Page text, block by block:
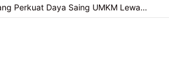
Pemkot Palembang Perkuat Daya Saing UMKM Lewat Seminar Transformasi Digital